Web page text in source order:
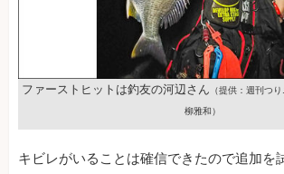
ファーストヒットは釣友の河辺さん （提供：週刊つ
柳雅和）
キビレがいることは確信できたので追加を